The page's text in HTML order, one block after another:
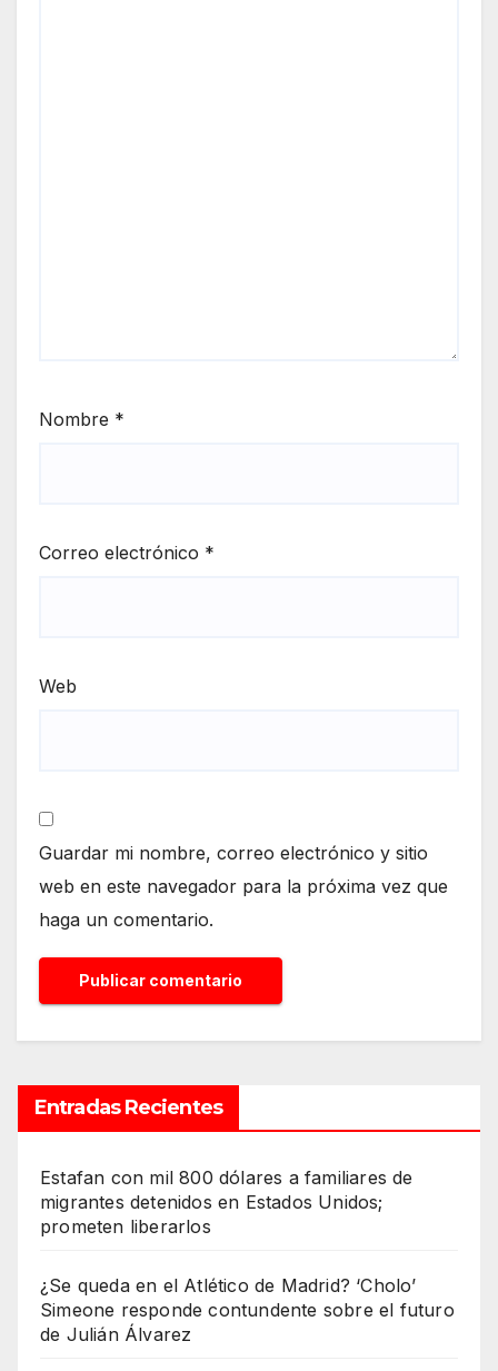
Nombre *
Correo electrónico *
Web
Guardar mi nombre, correo electrónico y sitio
web en este navegador para la próxima vez que
haga un comentario.
Entradas Recientes
Estafan con mil 800 dólares a familiares de
migrantes detenidos en Estados Unidos;
prometen liberarlos
¿Se queda en el Atlético de Madrid? ‘Cholo’
Simeone responde contundente sobre el futuro
de Julián Álvarez